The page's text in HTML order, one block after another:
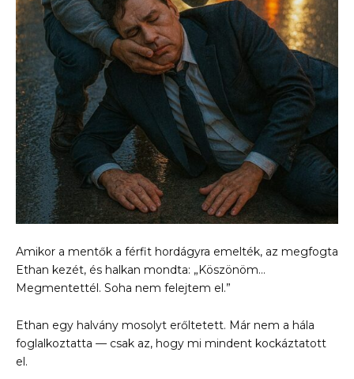
Amikor a mentők a férfit hordágyra emelték, az megfogta
Ethan kezét, és halkan mondta: „Köszönöm…
Megmentettél. Soha nem felejtem el.”
Ethan egy halvány mosolyt erőltetett. Már nem a hála
foglalkoztatta — csak az, hogy mi mindent kockáztatott
el.